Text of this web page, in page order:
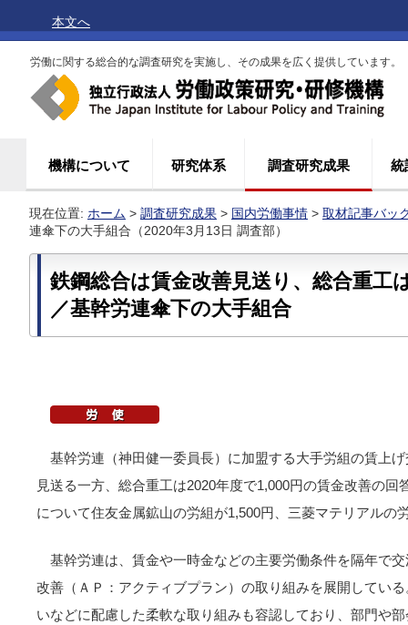
本文へ
労働に関する総合的な調査研究を実施し、その成果を広く提供しています。
機構について 研究体系 調査研究成果 統
現在位置: ホーム > 調査研究成果 > 国内労働事情 > 取材記事バッ
連傘下の大手組合（2020年3月13日 調査部）
鉄鋼総合は賃金改善見送り、総合重工
／基幹労連傘下の大手組合
基幹労連（神田健一委員長）に加盟する大手労組の賃上
見送る一方、総合重工は2020年度で1,000円の賃金改善の回
について住友金属鉱山の労組が1,500円、三菱マテリアルの
基幹労連は、賃金や一時金などの主要労働条件を隔年で
改善（ＡＰ：アクティブプラン）の取り組みを展開してい
いなどに配慮した柔軟な取り組みも容認しており、部門や